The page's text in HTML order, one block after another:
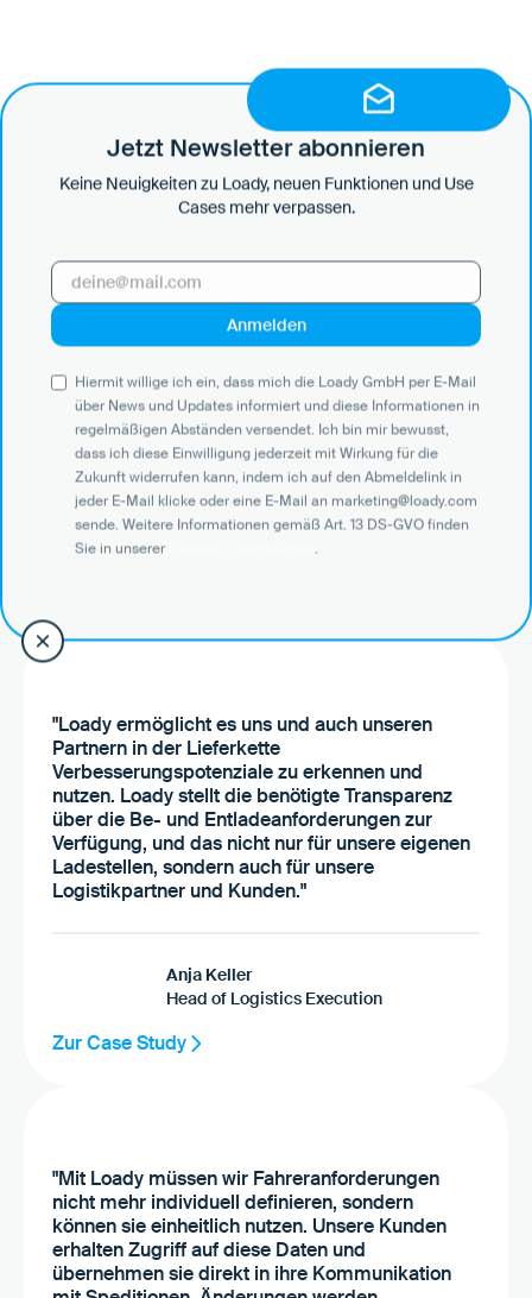
Unterstützung nach Bedarf
Wir begleiten dich durch das Onboarding und sorgen mit
Einführungen und Best Practices dafür, dass dein Team
unterstützen wir beim Anlegen und der Bereinigung von
Datensätzen in Loady.
Das sagen unsere
Kunden über Loady
"Loady ermöglicht es uns und auch unseren
Partnern in der Lieferkette
Verbesserungspotenziale zu erkennen und
nutzen. Loady stellt die benötigte Transparenz
über die Be- und Entladeanforderungen zur
Verfügung, und das nicht nur für unsere eigenen
Ladestellen, sondern auch für unsere
Logistikpartner und Kunden."
Anja Keller
Head of Logistics Execution
Zur Case Study
"Mit Loady müssen wir Fahreranforderungen
nicht mehr individuell definieren, sondern
können sie einheitlich nutzen. Unsere Kunden
erhalten Zugriff auf diese Daten und
übernehmen sie direkt in ihre Kommunikation
Jetzt Newsletter abonnieren
Keine Neuigkeiten zu Loady, neuen Funktionen und Use
Cases mehr verpassen.
Hiermit willige ich ein, dass mich die Loady GmbH per E-Mail
über News und Updates informiert und diese Informationen in
regelmäßigen Abständen versendet. Ich bin mir bewusst,
dass ich diese Einwilligung jederzeit mit Wirkung für die
Zukunft widerrufen kann, indem ich auf den Abmeldelink in
jeder E-Mail klicke oder eine E-Mail an marketing@loady.com
sende. Weitere Informationen gemäß Art. 13 DS-GVO finden
Sie in unserer
.